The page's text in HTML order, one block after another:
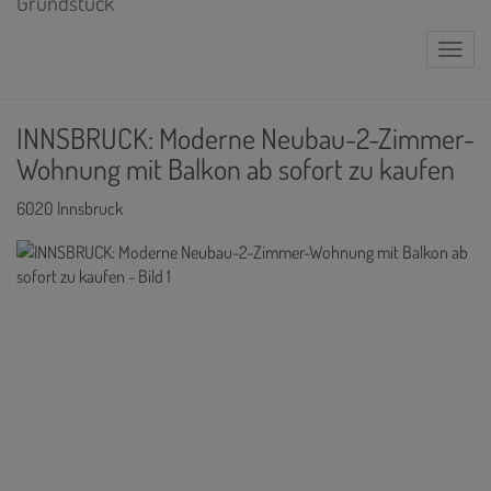
INNSBRUCK: Moderne Neubau-2-Zimmer-
Wohnung mit Balkon ab sofort zu kaufen
6020 Innsbruck